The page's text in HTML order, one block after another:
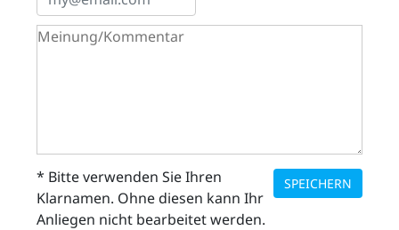
SPEICHERN
* Bitte verwenden Sie Ihren
Klarnamen. Ohne diesen kann Ihr
Anliegen nicht bearbeitet werden.